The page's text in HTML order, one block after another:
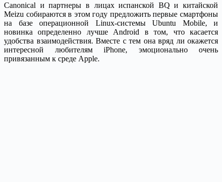
Canonical и партнеры в лицах испанской BQ и китайской
Meizu собираются в этом году предложить первые смартфоны
на базе операционной Linux-системы Ubuntu Mobile, и
новинка определенно лучше Android в том, что касается
удобства взаимодействия. Вместе с тем она вряд ли окажется
интересной любителям iPhone, эмоционально очень
привязанным к среде Apple.